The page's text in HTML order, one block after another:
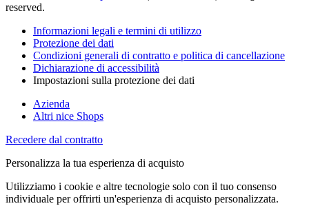
reserved.
Informazioni legali e termini di utilizzo
Protezione dei dati
Condizioni generali di contratto e politica di cancellazione
Dichiarazione di accessibilità
Impostazioni sulla protezione dei dati
Azienda
Altri nice Shops
Recedere dal contratto
Personalizza la tua esperienza di acquisto
Utilizziamo i cookie e altre tecnologie solo con il tuo consenso
individuale per offrirti un'esperienza di acquisto personalizzata.